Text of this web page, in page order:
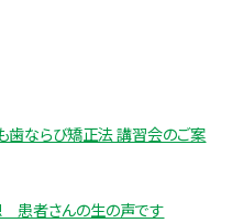
歯ならび矯正法 講習会のご案
患者さんの生の声です